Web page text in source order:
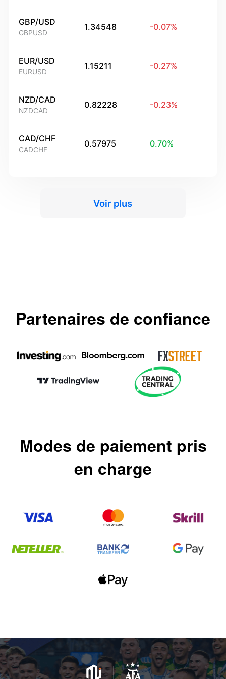
GBP/USD
GBPUSD
1.34548 -0.07%
EUR/USD
EURUSD
1.15211 -0.27%
NZD/CAD
NZDCAD
0.82228 -0.23%
CAD/CHF
CADCHF
0.57975 0.70%
Voir plus
Partenaires de confiance
Modes de paiement pris
en charge